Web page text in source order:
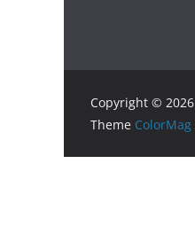
Copyright © 2026
Theme ColorMag